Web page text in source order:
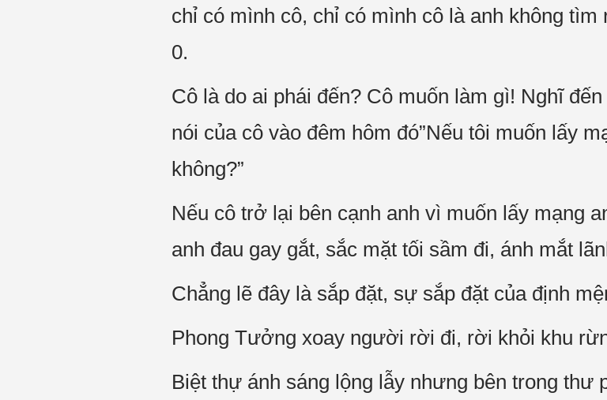
chỉ có mình cô, chỉ có mình cô là anh không
0.
Cô là do ai phái đến? Cô muốn làm gì! Nghĩ
nói của cô vào đêm hôm đó”Nếu tôi muốn lấy
không?”
Nếu cô trở lại bên cạnh anh vì muốn lấy mạng
anh đau gay gắt, sắc mặt tối sầm đi, ánh mắt
Chẳng lẽ đây là sắp đặt, sự sắp đặt của định
Phong Tưởng xoay người rời đi, rời khỏi khu
Biệt thự ánh sáng lộng lẫy nhưng bên trong thư